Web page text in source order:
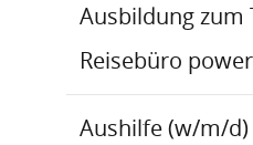
Ausbildung zum
Reisebüro
Aushilfe (w/m/